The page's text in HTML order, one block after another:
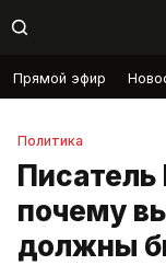
Прямой эфир
Политика
Писатель
почему
должны